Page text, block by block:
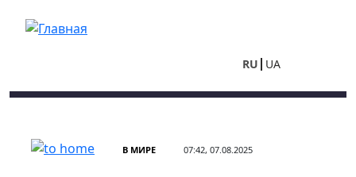
RU UA
В МИРЕ 07:42, 07.08.2025